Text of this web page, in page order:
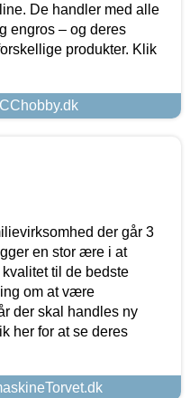
De handler med alle
engros – og deres
produkter. Klik
der går 3
en stor ære i at
til de bedste
om at være
der skal handles ny
her for at se deres